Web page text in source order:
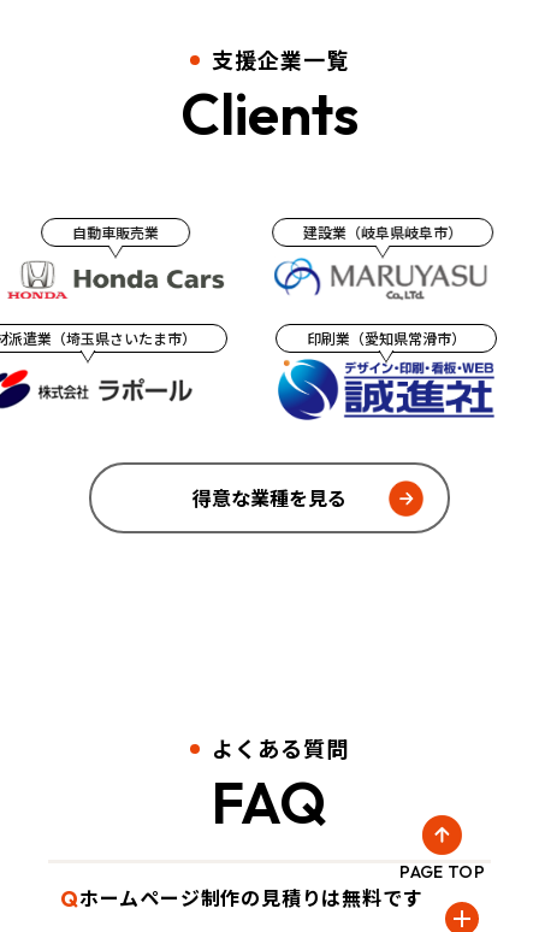
支援企業一覧
Clients
動車販売業 建設業（岐阜県岐阜市） 地方公
印刷業（愛知県常滑市
人材派遣業（埼玉県さいたま市）
得意な業種を見る
よくある質問
FAQ
ホームページ制作の見積りは無料です
PAGE TOP